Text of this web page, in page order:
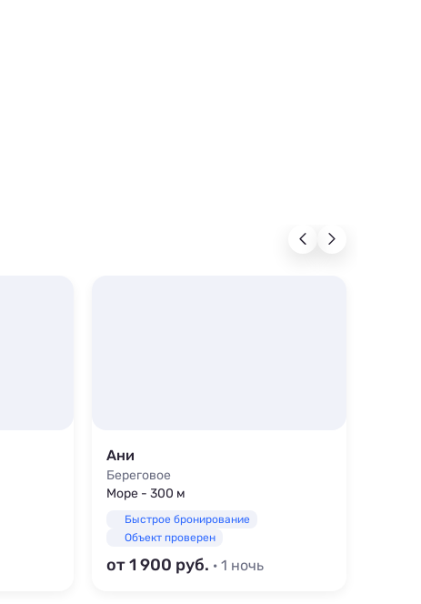
Ани
Береговое
Море - 300 м
Быстрое бронирование
Объект проверен
от 1 900 · 1 ночь